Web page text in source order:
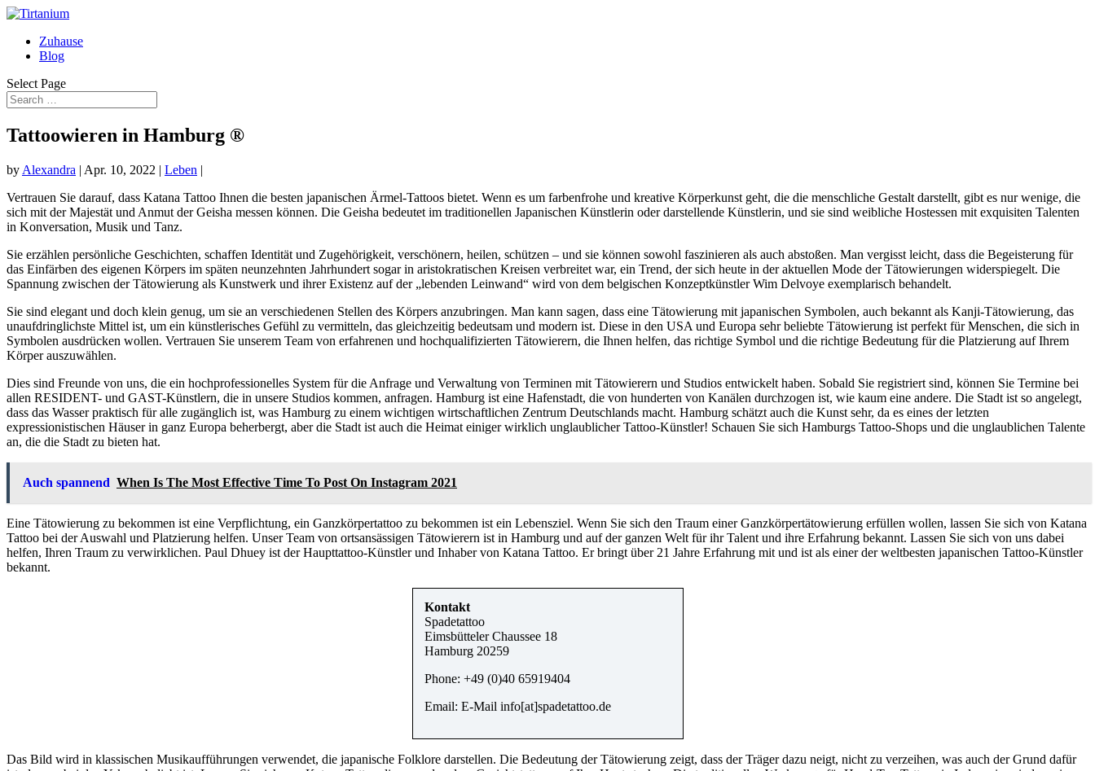
Zuhause
Blog
Select Page
Tattoowieren in Hamburg ®
by Alexandra | Apr. 10, 2022 | Leben |
Vertrauen Sie darauf, dass Katana Tattoo Ihnen die besten japanischen Ärmel-Tattoos bietet. Wenn es um farbenfrohe und kreative Körperkunst geht, die die menschliche Gestalt darstellt, gibt es nur wenige, die
sich mit der Majestät und Anmut der Geisha messen können. Die Geisha bedeutet im traditionellen Japanischen Künstlerin oder darstellende Künstlerin, und sie sind weibliche Hostessen mit exquisiten Talenten
in Konversation, Musik und Tanz.
Sie erzählen persönliche Geschichten, schaffen Identität und Zugehörigkeit, verschönern, heilen, schützen – und sie können sowohl faszinieren als auch abstoßen. Man vergisst leicht, dass die Begeisterung für
das Einfärben des eigenen Körpers im späten neunzehnten Jahrhundert sogar in aristokratischen Kreisen verbreitet war, ein Trend, der sich heute in der aktuellen Mode der Tätowierungen widerspiegelt. Die
Spannung zwischen der Tätowierung als Kunstwerk und ihrer Existenz auf der „lebenden Leinwand“ wird von dem belgischen Konzeptkünstler Wim Delvoye exemplarisch behandelt.
Sie sind elegant und doch klein genug, um sie an verschiedenen Stellen des Körpers anzubringen. Man kann sagen, dass eine Tätowierung mit japanischen Symbolen, auch bekannt als Kanji-Tätowierung, das
unaufdringlichste Mittel ist, um ein künstlerisches Gefühl zu vermitteln, das gleichzeitig bedeutsam und modern ist. Diese in den USA und Europa sehr beliebte Tätowierung ist perfekt für Menschen, die sich in
Symbolen ausdrücken wollen. Vertrauen Sie unserem Team von erfahrenen und hochqualifizierten Tätowierern, die Ihnen helfen, das richtige Symbol und die richtige Bedeutung für die Platzierung auf Ihrem
Körper auszuwählen.
Dies sind Freunde von uns, die ein hochprofessionelles System für die Anfrage und Verwaltung von Terminen mit Tätowierern und Studios entwickelt haben. Sobald Sie registriert sind, können Sie Termine bei
allen RESIDENT- und GAST-Künstlern, die in unsere Studios kommen, anfragen. Hamburg ist eine Hafenstadt, die von hunderten von Kanälen durchzogen ist, wie kaum eine andere. Die Stadt ist so angelegt,
dass das Wasser praktisch für alle zugänglich ist, was Hamburg zu einem wichtigen wirtschaftlichen Zentrum Deutschlands macht. Hamburg schätzt auch die Kunst sehr, da es eines der letzten
expressionistischen Häuser in ganz Europa beherbergt, aber die Stadt ist auch die Heimat einiger wirklich unglaublicher Tattoo-Künstler! Schauen Sie sich Hamburgs Tattoo-Shops und die unglaublichen Talente
an, die die Stadt zu bieten hat.
Auch spannend When Is The Most Effective Time To Post On Instagram 2021
Eine Tätowierung zu bekommen ist eine Verpflichtung, ein Ganzkörpertattoo zu bekommen ist ein Lebensziel. Wenn Sie sich den Traum einer Ganzkörpertätowierung erfüllen wollen, lassen Sie sich von Katana
Tattoo bei der Auswahl und Platzierung helfen. Unser Team von ortsansässigen Tätowierern ist in Hamburg und auf der ganzen Welt für ihr Talent und ihre Erfahrung bekannt. Lassen Sie sich von uns dabei
helfen, Ihren Traum zu verwirklichen. Paul Dhuey ist der Haupttattoo-Künstler und Inhaber von Katana Tattoo. Er bringt über 21 Jahre Erfahrung mit und ist als einer der weltbesten japanischen Tattoo-Künstler
bekannt.
Kontakt
Spadetattoo
Eimsbütteler Chaussee 18
Hamburg 20259
Phone: +49 (0)40 65919404
Email: E-Mail info[at]spadetattoo.de
Das Bild wird in klassischen Musikaufführungen verwendet, die japanische Folklore darstellen. Die Bedeutung der Tätowierung zeigt, dass der Träger dazu neigt, nicht zu verzeihen, was auch der Grund dafür